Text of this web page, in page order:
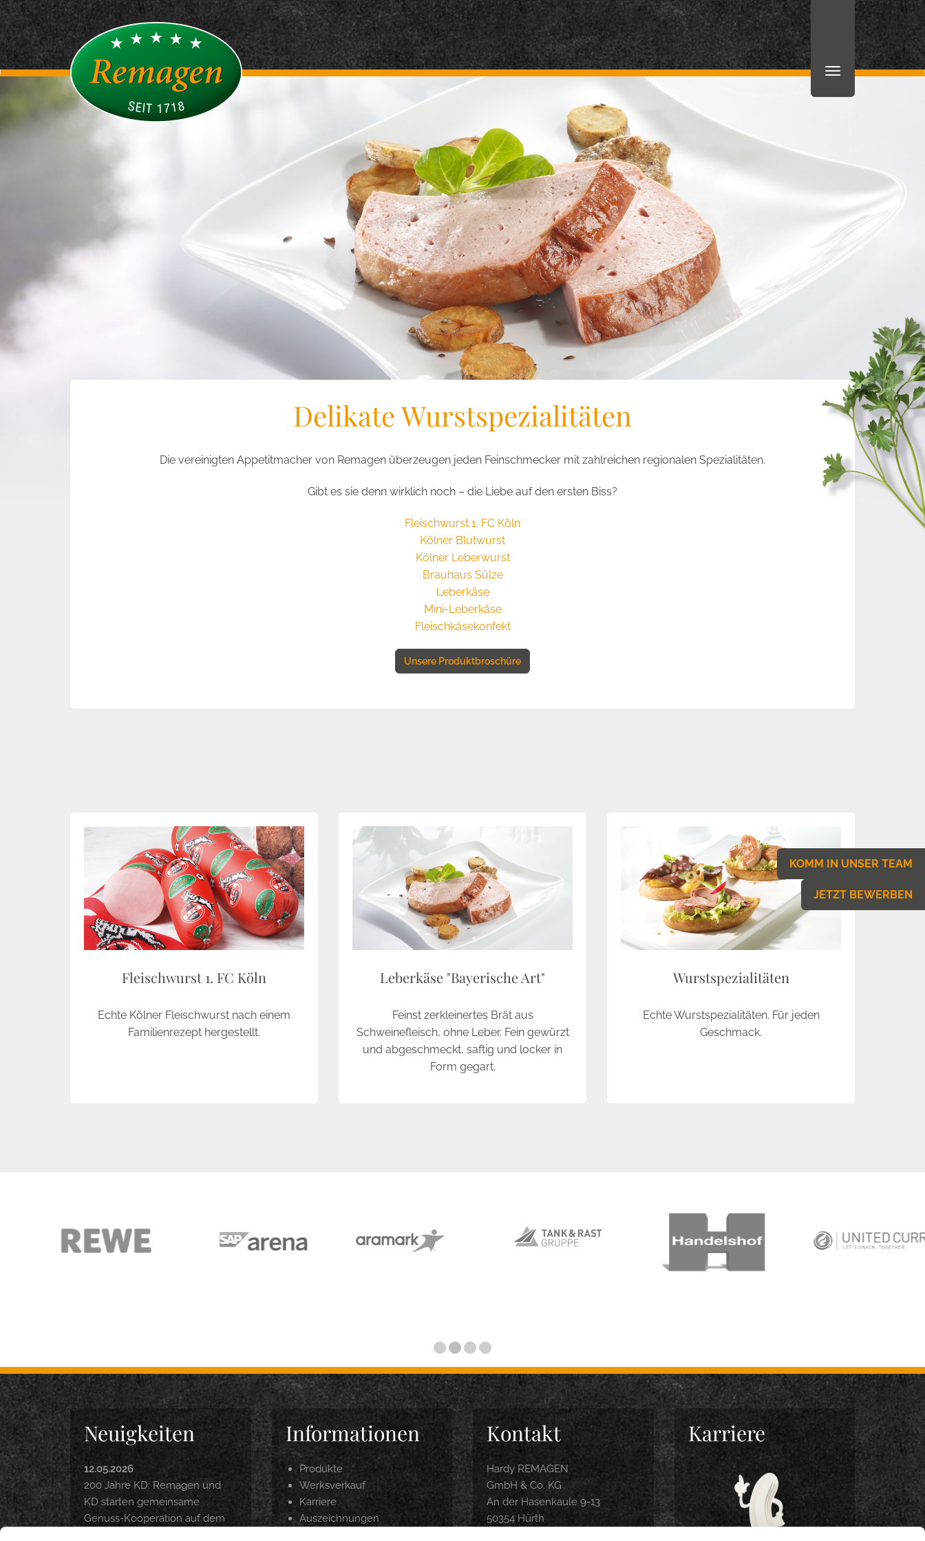
Delikate Wurstspezialitäten
Die vereinigten Appetitmacher von Remagen überzeugen jeden Feinschmecker mit zahlreichen regionalen Spezialitäten.
Gibt es sie denn wirklich noch – die Liebe auf den ersten Biss?
Fleischwurst 1. FC Köln
Kölner Blutwurst
Kölner Leberwurst
Brauhaus Sülze
Leberkäse
Mini-Leberkäse
Fleischkäsekonfekt
Unsere Produktbroschüre
Fleischwurst 1. FC Köln
Echte Kölner Fleischwurst nach einem
Familienrezept hergestellt.
Leberkäse "Bayerische Art"
Feinst zerkleinertes Brät aus
Schweinefleisch, ohne Leber. Fein gewürzt
und abgeschmeckt, saftig und locker in
Form gegart.
Wurstspezialitäten
Echte Wurstspezialitäten. Für jeden
Geschmack.
Neuigkeiten
12.05.2026
200 Jahre KD: Remagen und
KD starten gemeinsame
Genuss-Kooperation auf dem
Informationen
Produkte
Werksverkauf
Karriere
Auszeichnungen
Kontakt
Hardy REMAGEN
GmbH & Co. KG
An der Hasenkaule 9-13
50354 Hürth
Karriere
KOMM IN UNSER TEAM
JETZT BEWERBEN